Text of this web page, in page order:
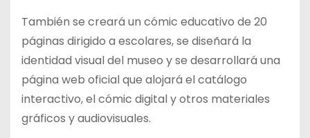
También se creará un cómic educativo de 20
páginas dirigido a escolares, se diseñará la
identidad visual del museo y se desarrollará una
página web oficial que alojará el catálogo
interactivo, el cómic digital y otros materiales
gráficos y audiovisuales.